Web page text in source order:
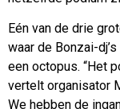
Eén van de drie
waar de Bonzai-
een octopus. “Het
vertelt organisator
We hebben de